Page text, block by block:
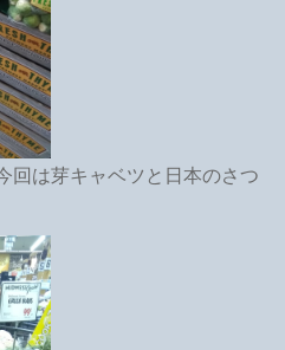
回は芽キャベツと日本のさつ